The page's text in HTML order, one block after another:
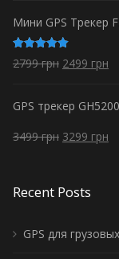
Мини GPS Трекер
Оценка
5.00из 5
2799грн 2499 грн
GPS трекер GH5200
3499грн 3299 грн
Recent Posts
GPS для